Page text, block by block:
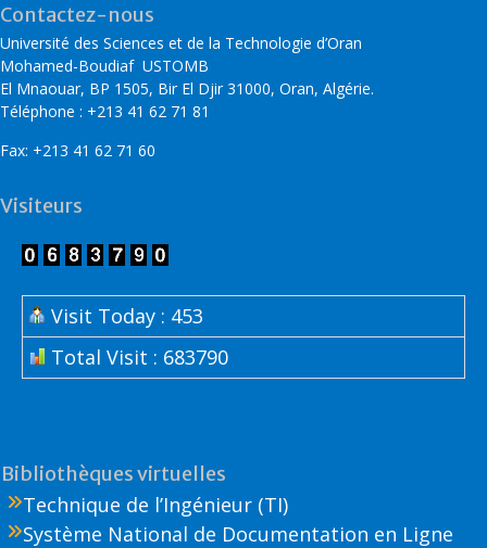
Contactez-nous
Université des Sciences et de la Technologie d’Oran
Mohamed-Boudiaf USTOMB
El Mnaouar, BP 1505, Bir El Djir 31000, Oran, Algérie.
Téléphone : +213 41 62 71 81
Fax: +213 41 62 71 60
Visiteurs
Visit Today : 453
Total Visit : 683790
Bibliothèques virtuelles
Technique de l’Ingénieur (TI)
Système National de Documentation en Ligne